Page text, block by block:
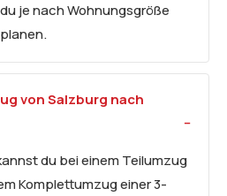
je nach Wohnungsgröße
von Salzburg nach
du bei einem Teilumzug
Komplettumzug einer 3-